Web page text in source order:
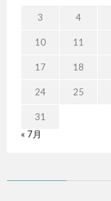
3 4
10 11
17 18
24 25
31
« 7月